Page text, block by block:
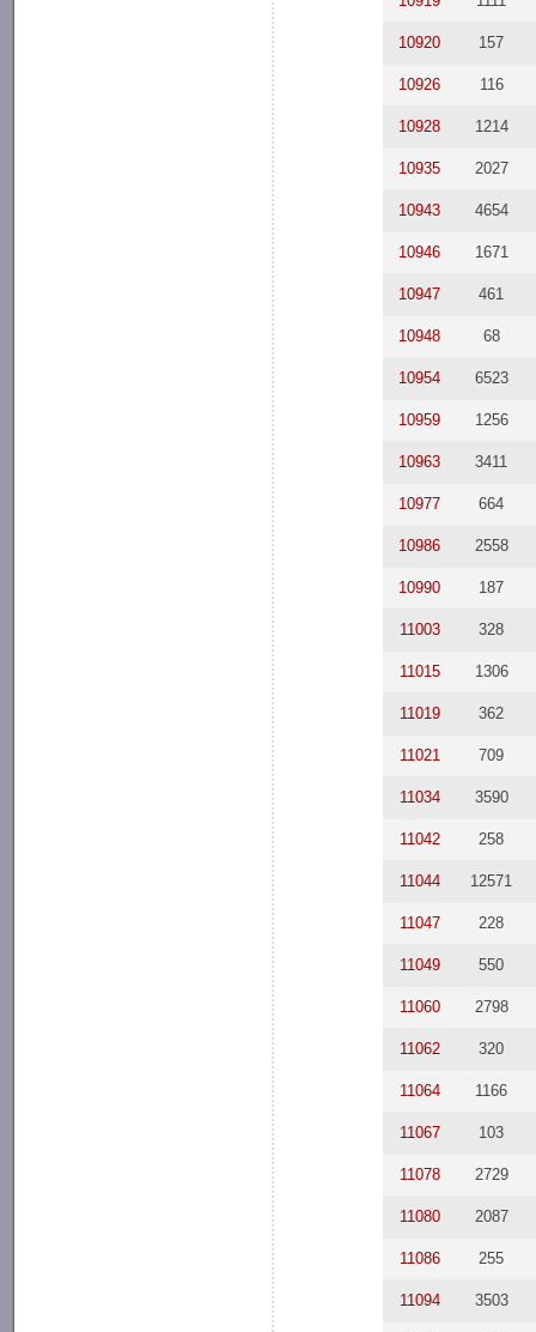
10920 157
10926 116
10928 1214
10935 2027
10943 4654
10946 1671
10947 461
10948 68
10954 6523
10959 1256
10963 3411
10977 664
10986 2558
10990 187
11003 328
11015 1306
11019 362
11021 709
11034 3590
11042 258
11044 12571
11047 228
11049 550
11060 2798
11062 320
11064 1166
11067 103
11078 2729
11080 2087
11086 255
11094 3503